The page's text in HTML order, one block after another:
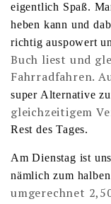
eigentlich Spaß.
heben kann und
richtig auspowert
Buch liest und
Fahrradfahren.
super Alternative
gleichzeitigem
Rest des Tages.
Am Dienstag ist
nämlich zum
umgerechnet